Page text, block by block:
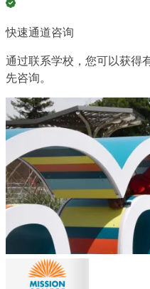
快速通道咨询
通过联系学校，您可以获得
先咨询。